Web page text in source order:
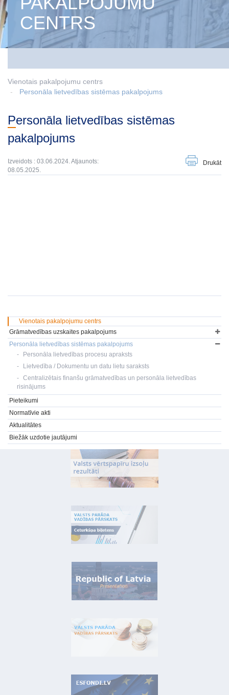
CENTRS
Vienotais pakalpojumu centrs
Personāla lietvedības sistēmas pakalpojums
Personāla lietvedības sistēmas
pakalpojums
Izveidots : 03.06.2024. Atjaunots:
08.05.2025.
Drukāt
Vienotais pakalpojumu centrs
Grāmatvedības uzskaites pakalpojums
Personāla lietvedības sistēmas pakalpojums
Personāla lietvedības procesu apraksts
Lietvedība / Dokumentu un datu lietu saraksts
Centralizētais finanšu grāmatvedības un personāla lietvedības
risinājums
Pieteikumi
Normatīvie akti
Aktualitātes
Biežāk uzdotie jautājumi